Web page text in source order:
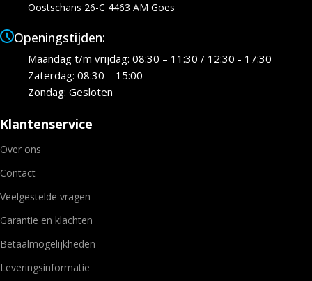
Oostschans 26-C 4463 AM Goes
Openingstijden:
Maandag t/m vrijdag: 08:30 – 11:30 / 12:30 - 17:30
Zaterdag: 08:30 – 15:00
Zondag: Gesloten
Klantenservice
Over ons
Contact
Veelgestelde vragen
Garantie en klachten
Betaalmogelijkheden
Leveringsinformatie